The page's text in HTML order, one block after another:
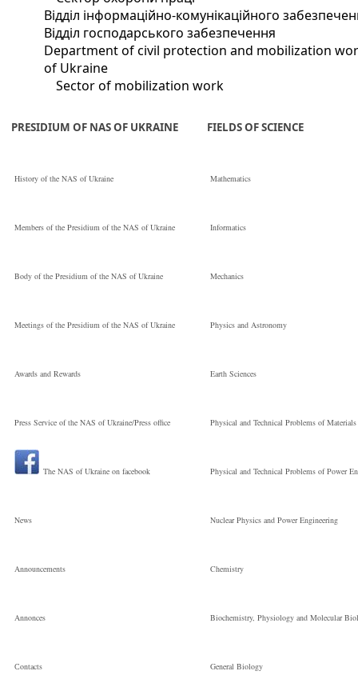
Відділ інформаційно-комунікаційного
Відділ господарського забезпечення
Department of civil protection and mobilization
of Ukraine
Sector of mobilization work
PRESIDIUM OF NAS OF UKRAINE
History of the NAS of Ukraine
Members of the Presidium of the NAS of Ukraine
Body of the Presidium of the NAS of Ukraine
Meetings of the Presidium of the NAS of Ukraine
Awards and Rewards
Press Service of the NAS of Ukraine/Press office
The NAS of Ukraine on facebook
News
Announcements
Annonces
Сontacts
FIELDS OF SCIENCE
Mathematics
Informatics
Mechanics
Physics and Astronomy
Earth Sciences
Physical and Technical Problems of Materials
Physical and Technical Problems of Power
Nuclear Physics and Power Engineering
Chemistry
Biochemistry, Physiology and Molecular
General Biology